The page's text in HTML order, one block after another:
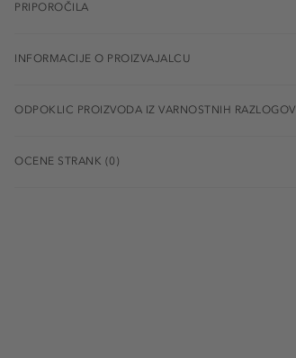
PRIPOROČILA
INFORMACIJE O PROIZVAJALCU
ODPOKLIC PROIZVODA IZ VARNOSTNIH RAZLOGOV
OCENE STRANK (0)